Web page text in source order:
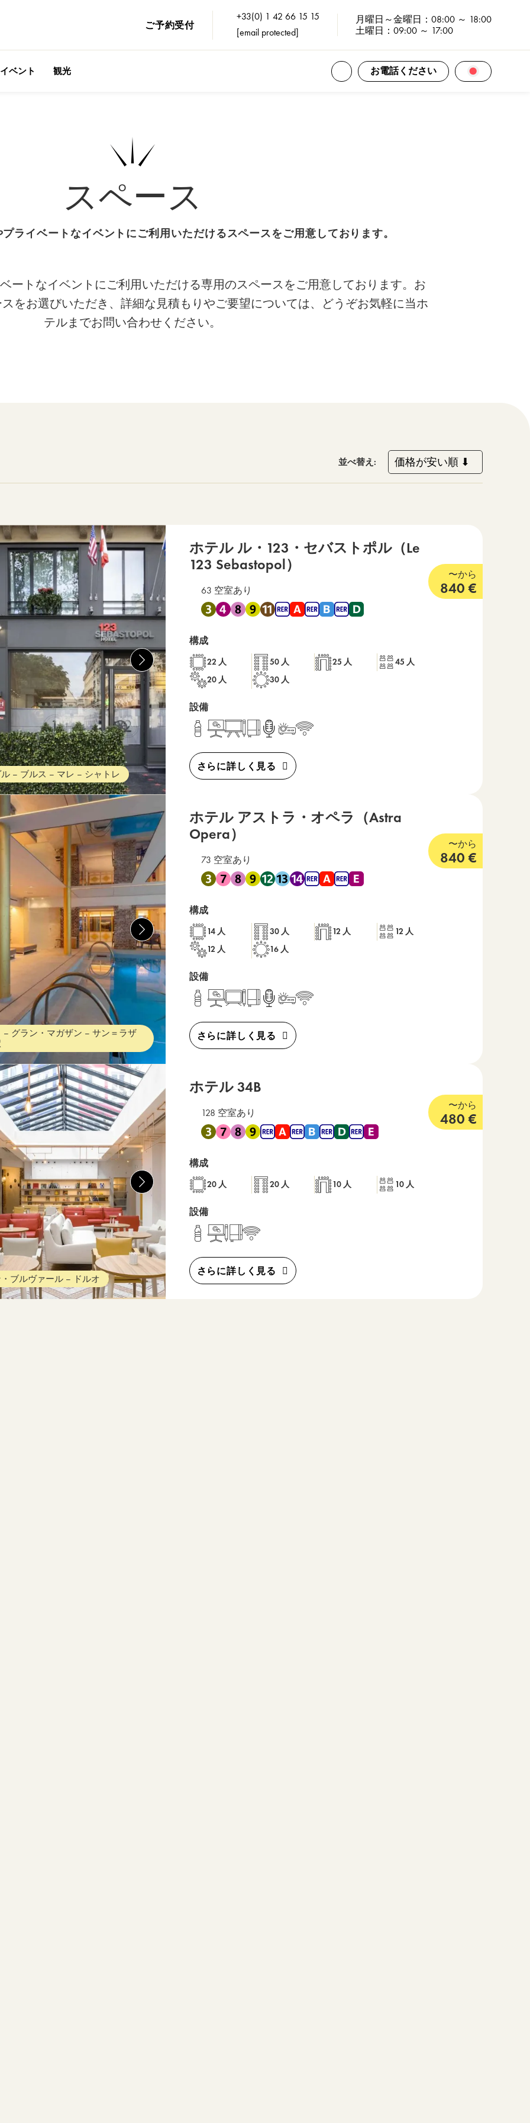
ご予約受付
+33(0) 1 42 66 15 15
[email protected]
月曜日～金曜日：08:00 ～ 18:00
土曜日：09:00 ～ 17:00
ベント 観光 すべての連絡先を開く
お電話ください 言語選択を
スペース
プライベートなイベントにご利用いただけるスペースをご用意しております。
ートなイベントにご利用いただける専用のスペースをご用意しております。お
をお選びいただき、詳細な見積もりやご要望については、どうぞお気軽に当ホ
テルまでお問い合わせください。
並べ替え:
– ブルス – マレ – シャトレ
ホテル ル・123・セバストポル（Le
123 Sebastopol）
63 空室あり
地下鉄 3 , 地下鉄 4 , 地下鉄 8 , 地下鉄 9 , 地下鉄 11 , RER A , RER B , RER D から
〜から
840 €
構成
22 人 50 人 25 人
45 人
20 人
30 人
設備
さらに詳しく見る
– グラン・マガザン – サン＝ラザ
ホテル アストラ・オペラ（Astra
Opera）
73 空室あり
地下鉄 3 , 地下鉄 7 , 地下鉄 8 , 地下鉄 9 , 地下鉄 12 , 地下鉄 13 , 地下鉄 14 , RER
〜から
840 €
構成
14 人 30 人 12 人
12 人
12 人
16 人
設備
さらに詳しく見る
ブルヴァール – ドルオ
ホテル 34B3 つ星
128 空室あり
地下鉄 3 , 地下鉄 7 , 地下鉄 8 , 地下鉄 9 , RER A , RER B , RER D , RER E から近い
〜から
480 €
構成
20 人 20 人 10 人 10 人
設備
さらに詳しく見る